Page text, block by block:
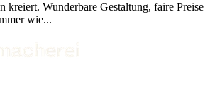
kreiert. Wunderbare Gestaltung, faire Preise
wie...